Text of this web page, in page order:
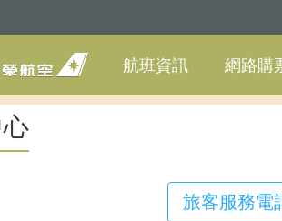
航班資訊 網路購
旅客服務電